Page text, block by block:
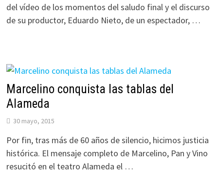
del vídeo de los momentos del saludo final y el discurso
de su productor, Eduardo Nieto, de un espectador, …
Marcelino conquista las tablas del
Alameda
30 mayo, 2015
Por fin, tras más de 60 años de silencio, hicimos justicia
histórica. El mensaje completo de Marcelino, Pan y Vino
resucitó en el teatro Alameda el …